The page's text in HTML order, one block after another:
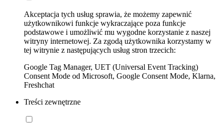
Akceptacja tych usług sprawia, że możemy zapewnić
użytkownikowi funkcje wykraczające poza funkcje
podstawowe i umożliwić mu wygodne korzystanie z naszej
witryny internetowej. Za zgodą użytkownika korzystamy w
tej witrynie z następujących usług stron trzecich:
Google Tag Manager, UET (Universal Event Tracking)
Consent Mode od Microsoft, Google Consent Mode, Klarna,
Freshchat
Treści zewnętrzne